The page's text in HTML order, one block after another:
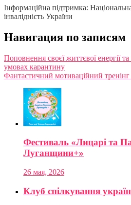
Інформаційна підтримка:
інвалідність України
Навигация по записям
Поповнення своєї життєвої енергії
умовах карантину
Фантастичний мотиваційний
Фестиваль «Лицарі та
Луганщини+»
26 мая, 2026
Клуб спілкування